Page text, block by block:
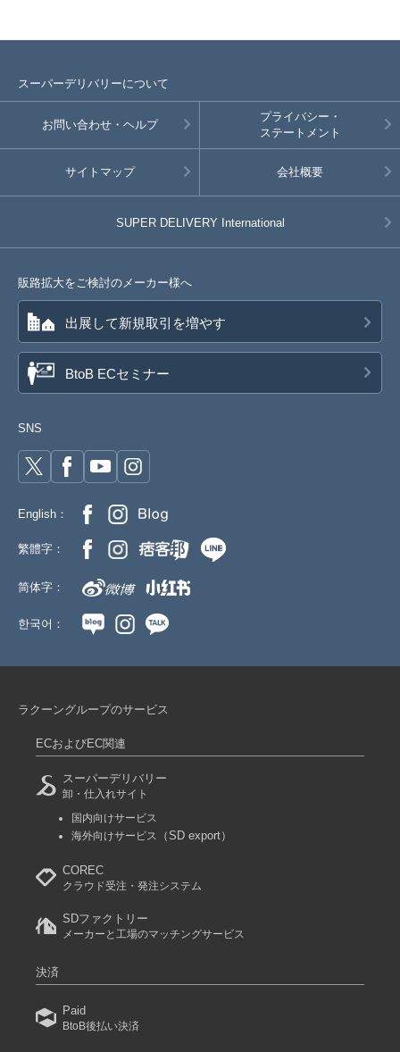
スーパーデリバリーについて
お問い合わせ・ヘルプ
プライバシー・
ステートメント
サイトマップ 会社概要
SUPER DELIVERY International
販路拡大をご検討のメーカー様へ
出展して新規取引を増やす
BtoB ECセミナー
SNS
English：
繁體字：
简体字：
한국어：
ラクーングループのサービス
ECおよびEC関連
スーパーデリバリー
卸・仕入れサイト
国内向けサービス
海外向けサービス
（SD export）
COREC
クラウド受注・発注システム
SDファクトリー
メーカーと工場のマッチングサービス
決済
Paid
BtoB後払い決済